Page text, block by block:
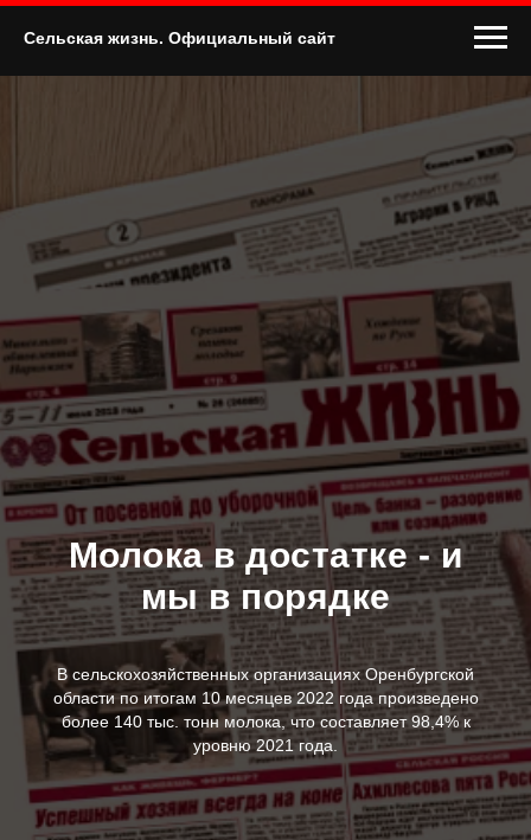
Сельская жизнь. Официальный сайт
Молока в достатке - и
мы в порядке
В сельскохозяйственных организациях Оренбургской
области по итогам 10 месяцев 2022 года произведено
более 140 тыс. тонн молока, что составляет 98,4% к
уровню 2021 года.